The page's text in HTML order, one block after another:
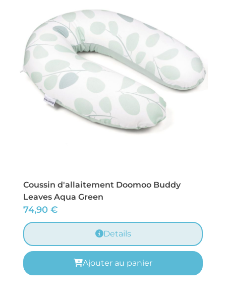
Coussin d'allaitement Doomoo Buddy
Leaves Aqua Green
74,90 €
Details
Ajouter au panier